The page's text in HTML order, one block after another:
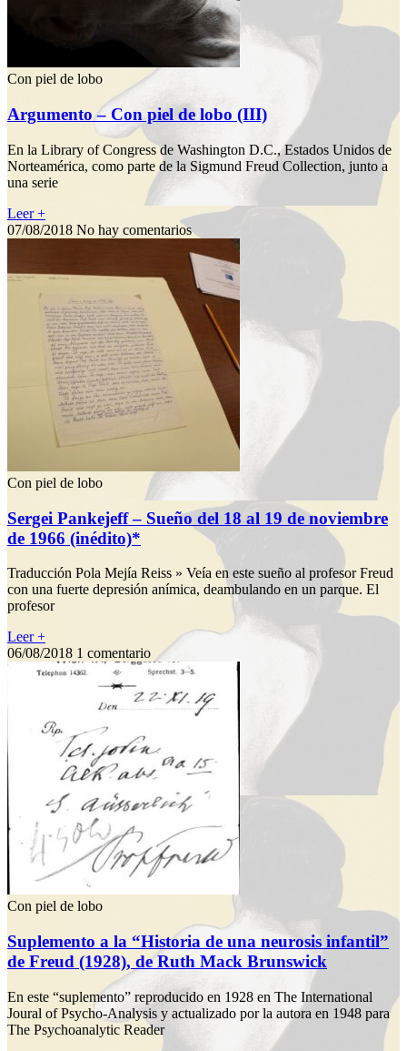
Con piel de lobo
Argumento – Con piel de lobo (III)
En la Library of Congress de Washington D.C., Estados Unidos de
Norteamérica, como parte de la Sigmund Freud Collection, junto a
una serie
Leer +
07/08/2018 No hay comentarios
Con piel de lobo
Sergei Pankejeff – Sueño del 18 al 19 de noviembre
de 1966 (inédito)*
Traducción Pola Mejía Reiss » Veía en este sueño al profesor Freud
con una fuerte depresión anímica, deambulando en un parque. El
profesor
Leer +
06/08/2018 1 comentario
Con piel de lobo
Suplemento a la “Historia de una neurosis infantil”
de Freud (1928), de Ruth Mack Brunswick
En este “suplemento” reproducido en 1928 en The International
Joural of Psycho-Analysis y actualizado por la autora en 1948 para
The Psychoanalytic Reader